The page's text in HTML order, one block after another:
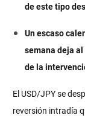
de este tipo
Un escaso
semana deja
de la
El USD/JPY se
reversión intradía